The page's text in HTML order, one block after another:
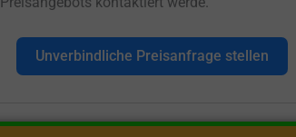
Unverbindliche Preisanfrage stellen